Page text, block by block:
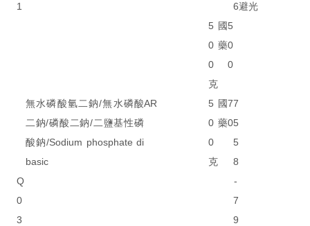
1
6避光
5
0
0
克
國
藥
5
0
0
Q
0
3
無水磷酸氫二鈉/無水磷酸
二鈉/磷酸二鈉/二鹽基性磷
酸鈉/Sodium phosphate di
basic
AR
5
0
0
克
國
藥
7
0
7
5
5
8
-
7
9